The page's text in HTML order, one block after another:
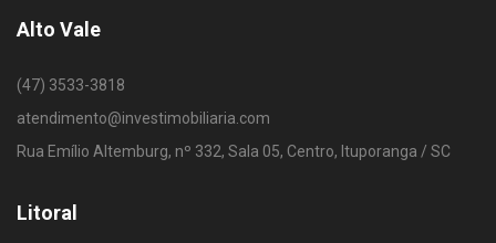
Alto Vale
(47) 3533-3818
atendimento@investimobiliaria.com
Rua Emílio Altemburg, nº 332, Sala 05, Centro, Ituporanga / SC
Litoral